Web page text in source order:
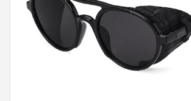
Montuurtjevoorjou
Fako Fashion®